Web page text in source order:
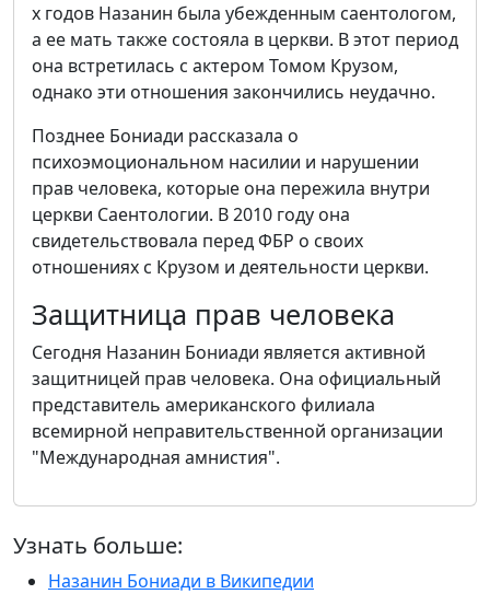
х годов Назанин была убежденным саентологом,
а ее мать также состояла в церкви. В этот период
она встретилась с актером Томом Крузом,
однако эти отношения закончились неудачно.
Позднее Бониади рассказала о
психоэмоциональном насилии и нарушении
прав человека, которые она пережила внутри
церкви Саентологии. В 2010 году она
свидетельствовала перед ФБР о своих
отношениях с Крузом и деятельности церкви.
Защитница прав человека
Сегодня Назанин Бониади является активной
защитницей прав человека. Она официальный
представитель американского филиала
всемирной неправительственной организации
"Международная амнистия".
Узнать больше:
Назанин Бониади в Википедии